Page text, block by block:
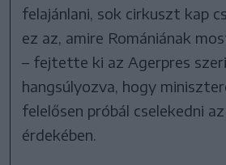
felajánlani, sok cirkuszt kap
ez az, amire Romániának
– fejtette ki az Agerpres
hangsúlyozva, hogy
felelősen próbál cselekedni
érdekében.